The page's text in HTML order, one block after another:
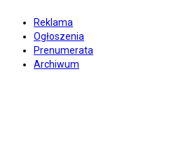
Reklama
Ogłoszenia
Prenumerata
Archiwum